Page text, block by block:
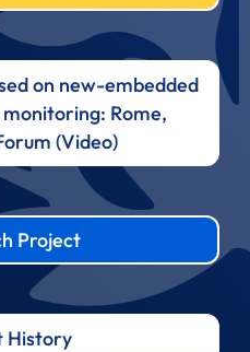
on new-embedded
Rome,
(Video)
Project
History